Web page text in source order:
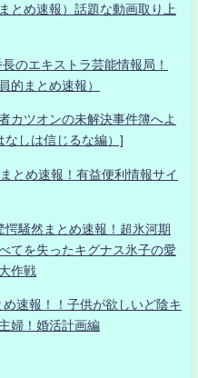
とめ速報）話題な動画取り上
のエキストラ芸能情報局！
的まとめ速報）
カツオンの未解決事件簿へよ
なしは信じるな編）]
め速報！有益便利情報サイ
騒然まとめ速報！超氷河期
てを失ったキグナス氷子の愛
作戦
速報！！子供が欲しいど陰キ
婦！婚活計画編